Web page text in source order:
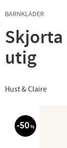
BARNKLÄDER
Skjorta
utig
Hust & Claire
50%